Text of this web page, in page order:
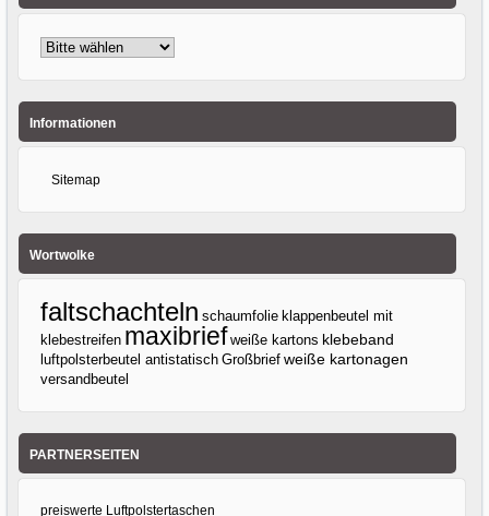
Informationen
Sitemap
Wortwolke
faltschachteln schaumfolie klappenbeutel mit
klebestreifen maxibrief weiße kartons klebeband
luftpolsterbeutel antistatisch Großbrief weiße kartonagen
versandbeutel
PARTNERSEITEN
preiswerte Luftpolstertaschen